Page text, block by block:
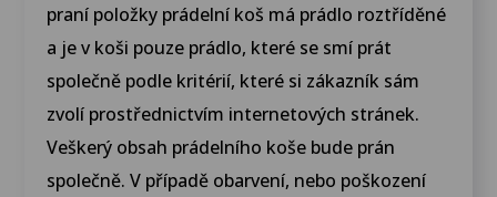
praní položky prádelní koš má prádlo roztříděné
a je v koši pouze prádlo, které se smí prát
společně podle kritérií, které si zákazník sám
zvolí prostřednictvím internetových stránek.
Veškerý obsah prádelního koše bude prán
společně. V případě obarvení, nebo poškození